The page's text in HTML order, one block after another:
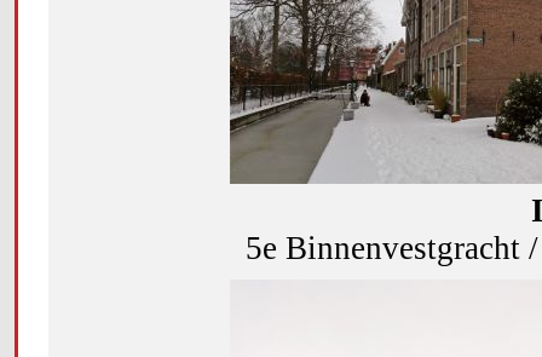
5e Binnenvestgracht